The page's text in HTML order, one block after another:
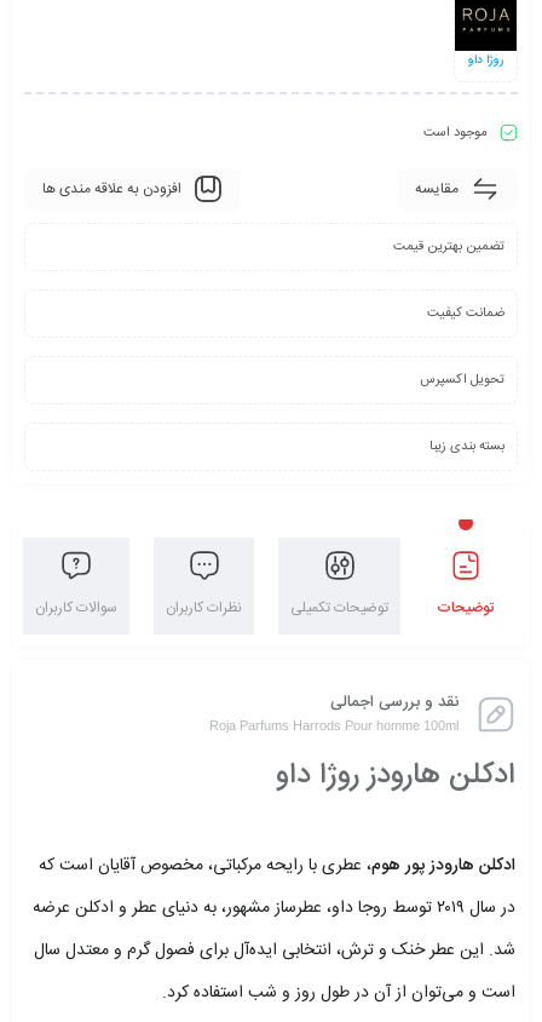
روژا داو
موجود است
مقایسه افزودن به علاقه مندی ها
تضمین بهترین قیمت
ضمانت کیفیت
تحویل اکسپرس
بسته بندی زیبا
توضیحات توضیحات تکمیلی نظرات کاربران سوالات کاربران
نقد و بررسی اجمالی
Roja Parfums Harrods Pour homme 100ml
ادکلن هارودز روژا داو
ادکلن هارودز پور هوم، عطری با رایحه مرکباتی، مخصوص آقایان است که
در سال ۲۰۱۹ توسط روجا داو، عطرساز مشهور، به دنیای عطر و ادکلن عرضه
شد. این عطر خنک و ترش، انتخابی ایده‌آل برای فصول گرم و معتدل سال
است و می‌توان از آن در طول روز و شب استفاده کرد.